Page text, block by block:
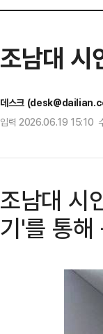
조남대 시
데스크
입력 2026.06.19 15:10
조남대 시
기'를 통해